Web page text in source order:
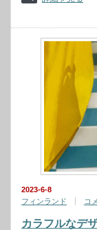
2023-6-8
フィンランド
コ
カラフルなデ